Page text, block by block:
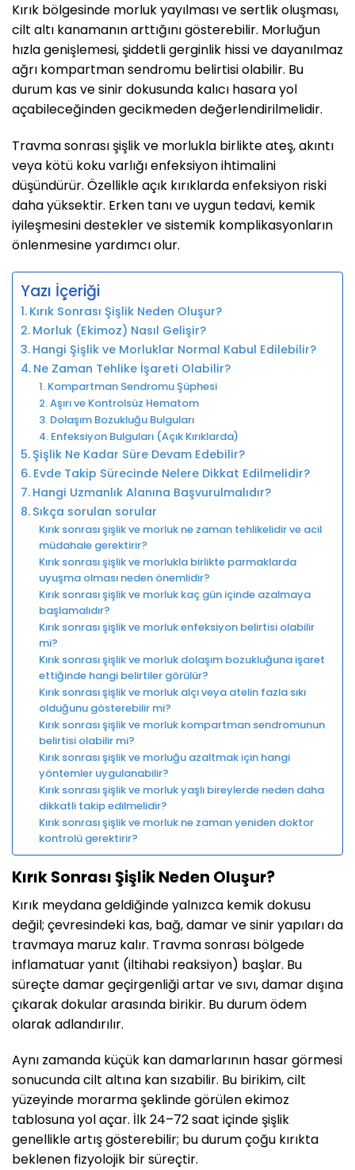
Kırık bölgesinde morluk yayılması ve sertlik oluşması,
cilt altı kanamanın arttığını gösterebilir. Morluğun
hızla genişlemesi, şiddetli gerginlik hissi ve dayanılmaz
ağrı kompartman sendromu belirtisi olabilir. Bu
durum kas ve sinir dokusunda kalıcı hasara yol
açabileceğinden gecikmeden değerlendirilmelidir.
Travma sonrası şişlik ve morlukla birlikte ateş, akıntı
veya kötü koku varlığı enfeksiyon ihtimalini
düşündürür. Özellikle açık kırıklarda enfeksiyon riski
daha yüksektir. Erken tanı ve uygun tedavi, kemik
iyileşmesini destekler ve sistemik komplikasyonların
önlenmesine yardımcı olur.
Yazı İçeriği
Kırık Sonrası Şişlik Neden Oluşur?
Morluk (Ekimoz) Nasıl Gelişir?
Hangi Şişlik ve Morluklar Normal Kabul Edilebilir?
Ne Zaman Tehlike İşareti Olabilir?
1. Kompartman Sendromu Şüphesi
2. Aşırı ve Kontrolsüz Hematom
3. Dolaşım Bozukluğu Bulguları
4. Enfeksiyon Bulguları (Açık Kırıklarda)
Şişlik Ne Kadar Süre Devam Edebilir?
Evde Takip Sürecinde Nelere Dikkat Edilmelidir?
Hangi Uzmanlık Alanına Başvurulmalıdır?
Sıkça sorulan sorular
Kırık sonrası şişlik ve morluk ne zaman tehlikelidir ve acil
müdahale gerektirir?
Kırık sonrası şişlik ve morlukla birlikte parmaklarda
uyuşma olması neden önemlidir?
Kırık sonrası şişlik ve morluk kaç gün içinde azalmaya
başlamalıdır?
Kırık sonrası şişlik ve morluk enfeksiyon belirtisi olabilir
mi?
Kırık sonrası şişlik ve morluk dolaşım bozukluğuna işaret
ettiğinde hangi belirtiler görülür?
Kırık sonrası şişlik ve morluk alçı veya atelin fazla sıkı
olduğunu gösterebilir mi?
Kırık sonrası şişlik ve morluk kompartman sendromunun
belirtisi olabilir mi?
Kırık sonrası şişlik ve morluğu azaltmak için hangi
yöntemler uygulanabilir?
Kırık sonrası şişlik ve morluk yaşlı bireylerde neden daha
dikkatli takip edilmelidir?
Kırık sonrası şişlik ve morluk ne zaman yeniden doktor
kontrolü gerektirir?
Kırık Sonrası Şişlik Neden Oluşur?
Kırık meydana geldiğinde yalnızca kemik dokusu
değil; çevresindeki kas, bağ, damar ve sinir yapıları da
travmaya maruz kalır. Travma sonrası bölgede
inflamatuar yanıt (iltihabi reaksiyon) başlar. Bu
süreçte damar geçirgenliği artar ve sıvı, damar dışına
çıkarak dokular arasında birikir. Bu durum ödem
olarak adlandırılır.
Aynı zamanda küçük kan damarlarının hasar görmesi
sonucunda cilt altına kan sızabilir. Bu birikim, cilt
yüzeyinde morarma şeklinde görülen ekimoz
tablosuna yol açar. İlk 24–72 saat içinde şişlik
genellikle artış gösterebilir; bu durum çoğu kırıkta
beklenen fizyolojik bir süreçtir.